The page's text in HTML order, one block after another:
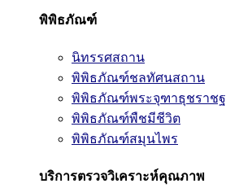
พิพิธภัณฑ์
นิทรรศสถาน
พิพิธภัณฑ์ชลทัศนสถาน
พิพิธภัณฑ์พระจุฑาธุชราช
พิพิธภัณฑ์พืชมีชีวิต
พิพิธภัณฑ์สมุนไพร
บริการตรวจวิเคราะห์คุณภาพ